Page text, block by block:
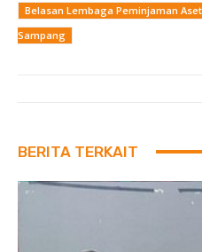
Belasan Lembaga Peminjaman
Sampang
BERITA TERKAIT